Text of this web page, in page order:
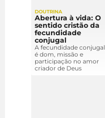
DOUTRINA
Abertura à vida: O
sentido cristão da
fecundidade
conjugal
A fecundidade conjugal
é dom, missão e
participação no amor
criador de Deus